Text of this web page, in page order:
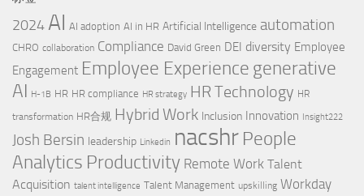
2024 AI AI adoption AI in HR Artificial Intelligence automation
CHRO collaboration Compliance David Green DEI diversity Employee
Engagement Employee Experience generative
AI H-1B HR HR compliance HR strategy HR Technology HR
transformation HR合规 Hybrid Work Inclusion Innovation Insight222
Josh Bersin leadership Linkedin nacshr People
Analytics Productivity Remote Work Talent
Acquisition talent intelligence Talent Management upskilling Workday